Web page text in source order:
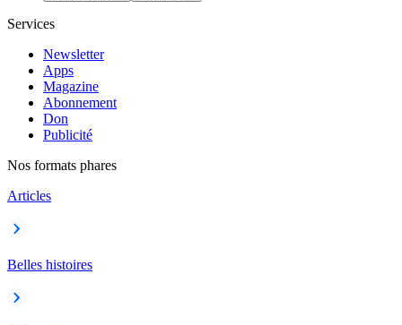
Services
Newsletter
Apps
Magazine
Abonnement
Don
Publicité
Nos formats phares
Articles
Belles histoires